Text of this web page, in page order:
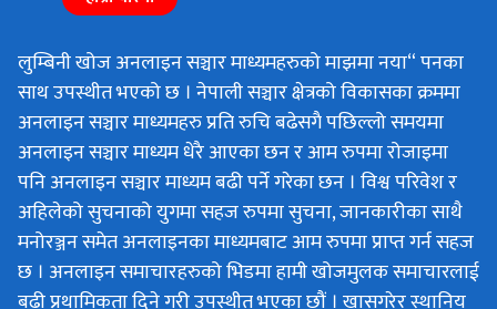
लुम्बिनी खोज अनलाइन सञ्चार माध्यमहरुको माझमा नया“ पनका
साथ उपस्थीत भएको छ । नेपाली सञ्चार क्षेत्रको विकासका क्रममा
अनलाइन सञ्चार माध्यमहरु प्रति रुचि बढेसगै पछिल्लो समयमा
अनलाइन सञ्चार माध्यम धेरै आएका छन र आम रुपमा रोजाइमा
पनि अनलाइन सञ्चार माध्यम बढी पर्ने गरेका छन । विश्व परिवेश र
अहिलेको सुचनाको युगमा सहज रुपमा सुचना, जानकारीका साथै
मनोरञ्जन समेत अनलाइनका माध्यमबाट आम रुपमा प्राप्त गर्न सहज
छ । अनलाइन समाचारहरुको भिडमा हामी खोजमुलक समाचारलाई